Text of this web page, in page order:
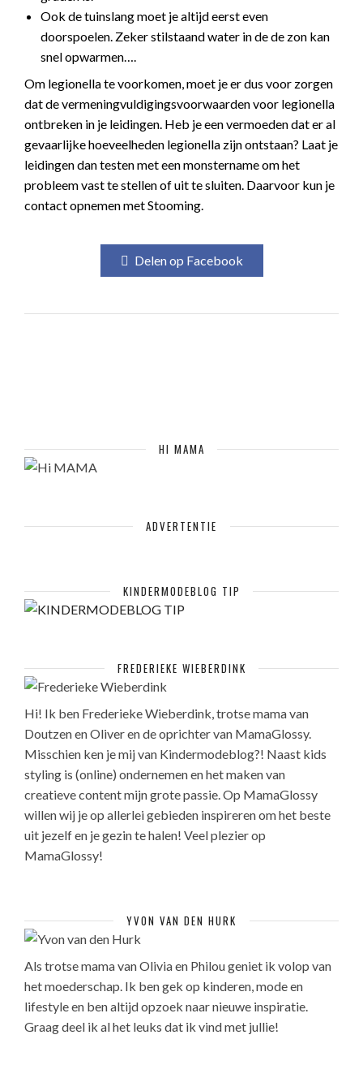
Ook de tuinslang moet je altijd eerst even
doorspoelen. Zeker stilstaand water in de de zon kan
snel opwarmen….
Om legionella te voorkomen, moet je er dus voor zorgen
dat de vermeningvuldigingsvoorwaarden voor legionella
ontbreken in je leidingen. Heb je een vermoeden dat er al
gevaarlijke hoeveelheden legionella zijn ontstaan? Laat je
leidingen dan testen met een monstername om het
probleem vast te stellen of uit te sluiten. Daarvoor kun je
contact opnemen met Stooming.
Delen op Facebook
HI MAMA
ADVERTENTIE
KINDERMODEBLOG TIP
FREDERIEKE WIEBERDINK
Hi! Ik ben Frederieke Wieberdink, trotse mama van
Doutzen en Oliver en de oprichter van MamaGlossy.
Misschien ken je mij van Kindermodeblog?! Naast kids
styling is (online) ondernemen en het maken van
creatieve content mijn grote passie. Op MamaGlossy
willen wij je op allerlei gebieden inspireren om het beste
uit jezelf en je gezin te halen! Veel plezier op
MamaGlossy!
YVON VAN DEN HURK
Als trotse mama van Olivia en Philou geniet ik volop van
het moederschap. Ik ben gek op kinderen, mode en
lifestyle en ben altijd opzoek naar nieuwe inspiratie.
Graag deel ik al het leuks dat ik vind met jullie!